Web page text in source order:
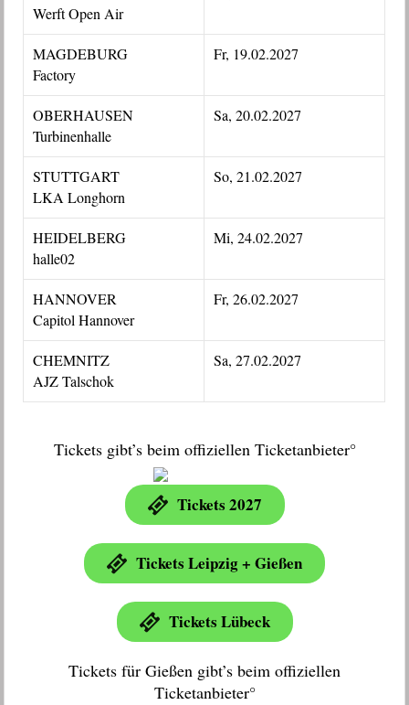
Werft Open Air
MAGDEBURG
Factory
Fr, 19.02.2027
OBERHAUSEN
Turbinenhalle
Sa, 20.02.2027
STUTTGART
LKA Longhorn
So, 21.02.2027
HEIDELBERG
halle02
Mi, 24.02.2027
HANNOVER
Capitol Hannover
Fr, 26.02.2027
CHEMNITZ
AJZ Talschok
Sa, 27.02.2027
Tickets gibt’s beim offiziellen Ticketanbieter°
Tickets 2027
Tickets Leipzig + Gießen
Tickets Lübeck
Tickets für Gießen gibt’s beim offiziellen
Ticketanbieter°